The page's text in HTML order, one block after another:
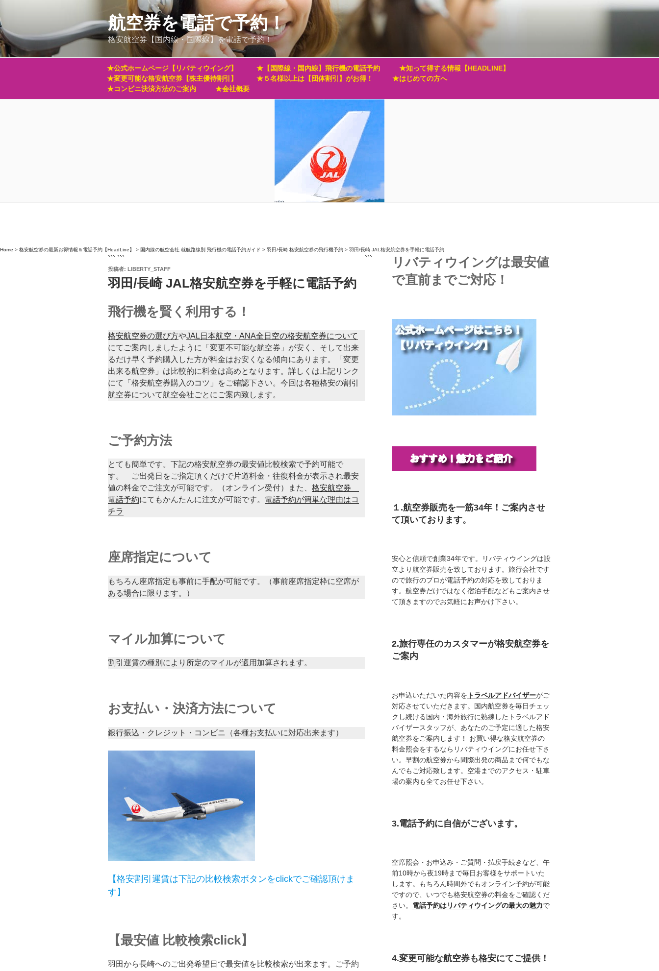
ン
テ
ン
ツ
ッ
航空券を電話で予約！
格安航空券【国内線・国際線】を電話で予約！
★公式ホームページ【リバティウイング】 ★【国際線・国内線】飛行機の電話予約
★知って得する情報【HEADLINE】
★変更可能な格安航空券【株主優待割引】
★５名様以上は【団体割引】がお得！
★はじめての方へ
★コンビニ決済方法のご案内
★会社概要
Home > 格安航空券の最新お得情報＆電話予約【HeadLine】 > 国内線の航空会社 就航路線別 飛行機の電話予約ガイド > 羽田/長崎 格安航空券の飛行機予約 > 羽田/長崎 JAL格安航空券を手軽に電話予約
``` ```
投
稿
日:
投稿者: LIBERTY_STAFF
羽田/長崎 JAL格安航空券を手軽に電話予約
飛行機を賢く利用する！
格安航空券の選び方やJAL日本航空・ANA全日空の格安航空券について
にてご案内しましたように「変更不可能な航空券」が安く、そして出来
るだけ早く予約購入した方が料金はお安くなる傾向にあります。「変更
出来る航空券」は比較的に料金は高めとなります。詳しくは上記リンク
にて「格安航空券購入のコツ」をご確認下さい。今回は各種格安の割引
航空券について航空会社ごとにご案内致します。
ご予約方法
とても簡単です。下記の格安航空券の最安値比較検索で予約可能で
す。 ご出発日をご指定頂くだけで片道料金・往復料金が表示され最安
値の料金でご注文が可能です。（オンライン受付）また、 格安航空券
電話予約にてもかんたんに注文が可能です。 電話予約が簡単な理由はコ
チラ
座席指定について
もちろん座席指定も事前に手配が可能です。（事前座席指定枠に空席が
ある場合に限ります。）
マイル加算について
割引運賃の種別により所定のマイルが適用加算されます。
お支払い・決済方法について
銀行振込・クレジット・コンビニ（各種お支払いに対応出来ます）
【格安割引運賃は下記の比較検索ボタンをclickでご確認頂けま
す】
【最安値 比較検索click】
羽田から長崎へのご出発希望日で最安値を比較検索が出来ます。ご予約
リバティウイングは最安値
で直前までご対応！
１.航空券販売を一筋34年！ご案内させ
て頂いております。
安心と信頼で創業34年です。リバティウイングは設
立より航空券販売を致しております。旅行会社です
ので旅行のプロが電話予約の対応を致しておりま
す。航空券だけではなく宿泊手配などもご案内させ
て頂きますのでお気軽にお声かけ下さい。
2.旅行専任のカスタマーが格安航空券を
ご案内
お申込いただいた内容を トラベルアドバイザーがご
対応させていただきます。国内航空券を毎日チェッ
クし続ける国内・海外旅行に熟練したトラベルアド
バイザースタッフが、あなたのご予定に適した格安
航空券をご案内します！ お買い得な格安航空券の
料金照会をするならリバティウイングにお任せ下さ
い。早割の航空券から間際出発の商品まで何でもな
んでもご対応致します。空港までのアクセス・駐車
場の案内も全てお任せ下さい。
3.電話予約に自信がございます。
空席照会・お申込み・ご質問・払戻手続きなど、午
前10時から夜19時まで毎日お客様をサポートいた
します。もちろん時間外でもオンライン予約が可能
ですので、いつでも格安航空券の料金をご確認くだ
さい。 電話予約はリバティウイングの最大の魅力で
す。
4.変更可能な航空券も格安にてご提供！
```